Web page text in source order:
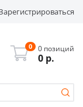
0 0 позиций
0 р.